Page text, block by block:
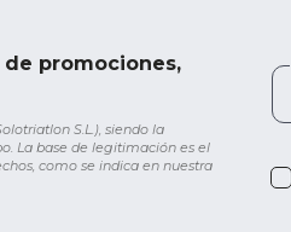
promociones,
S.L.), siendo la
La base de legitimación es el
como se indica en nuestra